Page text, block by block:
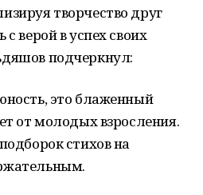
творчество друг
верой в успех своих
подчеркнул:
это блаженный
от молодых взросления.
стихов на